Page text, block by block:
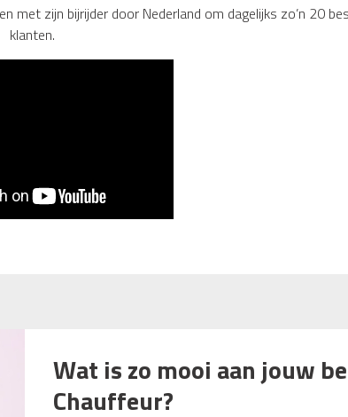
met zijn bijrijder door Nederland om dagelijks zo’n 20
klanten.
Wat is zo mooi aan jouw
Chauffeur?